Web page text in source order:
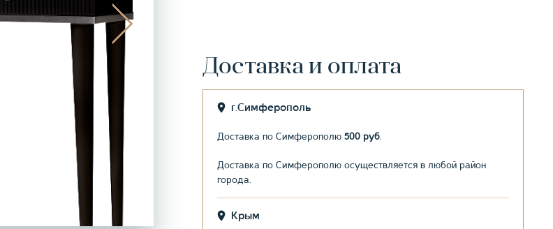
Доставка и оплата
г.Симферополь
Доставка по Симферополю 500 руб
Доставка по Симферополю осуществляется в любой район
города.
Крым